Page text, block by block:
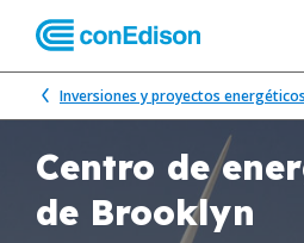
Inversiones y proyectos energéticos
Centro de
de Brooklyn